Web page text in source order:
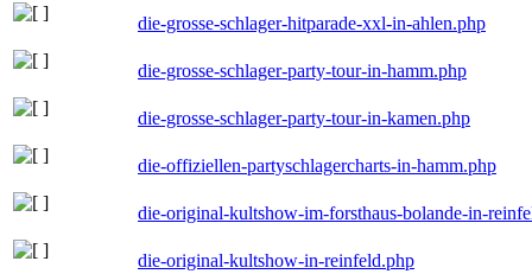
die-grosse-schlager-hitparade-xxl-in-ahlen.php
die-grosse-schlager-party-tour-in-hamm.php
die-grosse-schlager-party-tour-in-kamen.php
die-offiziellen-partyschlagercharts-in-hamm.php
die-original-kultshow-im-forsthaus-bolande-in-
die-original-kultshow-in-reinfeld.php